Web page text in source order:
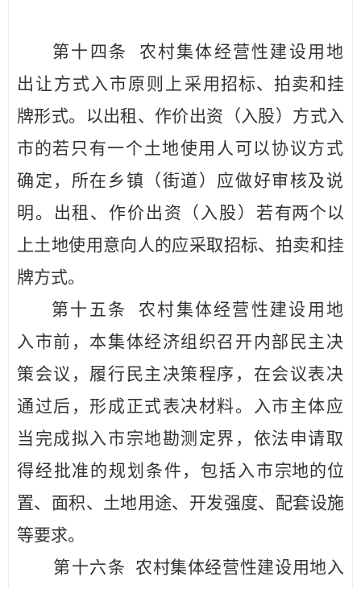
第十四条
农村集体经营性建设用地
出让方式入市原则上采 用招标、拍卖和挂
牌形式。以出租、作价出资（入股）方式入
市的若只有一个土地使用人可以协议方式
确定 ，所在乡镇（街道） 应做好审核及说
明。出租、作价出资（入股）若有两个以
上土地使用意向人的应采取招标、拍卖和挂
牌方式。
第十五条
农村集体经营性建设用地
入市前，本集体经济组 织召开内部民主决
策会议， 履行民主决策程序， 在会议表决
通过后，形成正式表决材料。 入市主体应
当 完成拟入市宗地勘测定界，依法申请取
得经批准的规划条件，包括入市宗地的位
置、面积、土地用途、开发强度、配套设施
等要求。
第十六条
农村集体经营性建设用地入